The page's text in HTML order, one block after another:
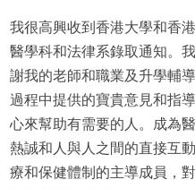
我很高興收到香港大學和香
醫學科和法律系錄取通知。
謝我的老師和職業及升學輔
過程中提供的寶貴意見和指
心來幫助有需要的人。成為
熱誠和人與人之間的直接互
療和保健體制的主導成員，